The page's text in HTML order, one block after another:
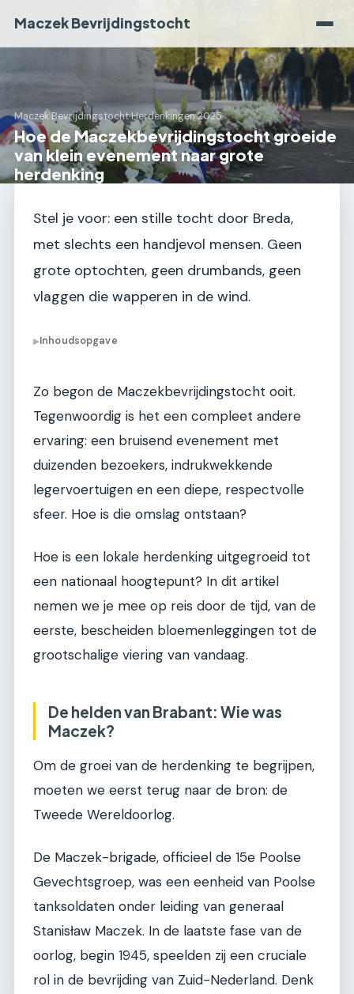
Maczek Bevrijdingstocht
Maczek Bevrijdingstocht›Herdenkingen 2025
Hoe de Maczekbevrijdingstocht groeide
van klein evenement naar grote
herdenking
Stel je voor: een stille tocht door Breda,
met slechts een handjevol mensen. Geen
grote optochten, geen drumbands, geen
vlaggen die wapperen in de wind.
▶Inhoudsopgave
Zo begon de Maczekbevrijdingstocht ooit.
Tegenwoordig is het een compleet andere
ervaring: een bruisend evenement met
duizenden bezoekers, indrukwekkende
legervoertuigen en een diepe, respectvolle
sfeer. Hoe is die omslag ontstaan?
Hoe is een lokale herdenking uitgegroeid tot
een nationaal hoogtepunt? In dit artikel
nemen we je mee op reis door de tijd, van de
eerste, bescheiden bloemenleggingen tot de
grootschalige viering van vandaag.
De helden van Brabant: Wie was
Maczek?
Om de groei van de herdenking te begrijpen,
moeten we eerst terug naar de bron: de
Tweede Wereldoorlog.
De Maczek-brigade, officieel de 15e Poolse
Gevechtsgroep, was een eenheid van Poolse
tanksoldaten onder leiding van generaal
Stanisław Maczek. In de laatste fase van de
oorlog, begin 1945, speelden zij een cruciale
rol in de bevrijding van Zuid-Nederland. Denk